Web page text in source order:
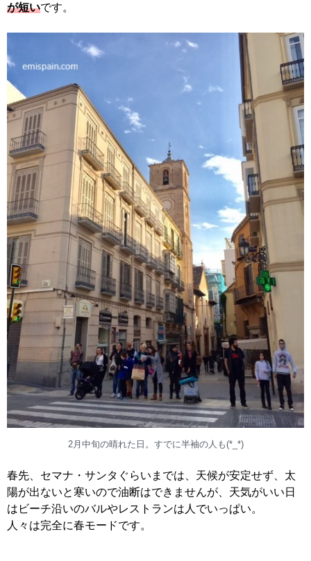
が短いです。
2月中旬の晴れた日。すでに半袖の人も(*_*)
春先、セマナ・サンタぐらいまでは、天候が安定せず、太
陽が出ないと寒いので油断はできませんが、天気がいい日
はビーチ沿いのバルやレストランは人でいっぱい。
人々は完全に春モードです。